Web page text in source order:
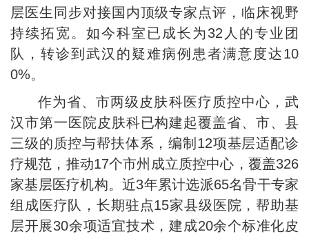
层医生同步对接国内顶级专家点评，临床视野
持续拓宽。如今科室已成长为32人的专业团
队，转诊到武汉的疑难病例患者满意度达10
0%。
作为省、市两级皮肤科医疗质控中心，武
汉市第一医院皮肤科已构建起覆盖省、市、县
三级的质控与帮扶体系，编制12项基层适配诊
疗规范，推动17个市州成立质控中心，覆盖326
家基层医疗机构。近3年累计选派65名骨干专家
组成医疗队，长期驻点15家县级医院，帮助基
层开展30余项适宜技术，建成20余个标准化皮